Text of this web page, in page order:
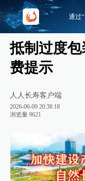
抵制过度
费提示
人人长寿客户端
2026-06-09 20:38:18
浏览量 9621
通过